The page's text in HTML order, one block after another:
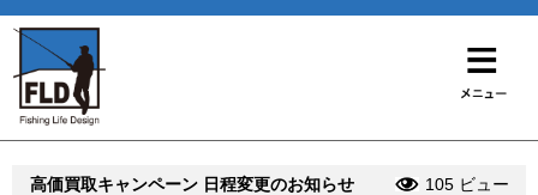
高価買取キャンペーン 日程変更のお知らせ 105 ビュー